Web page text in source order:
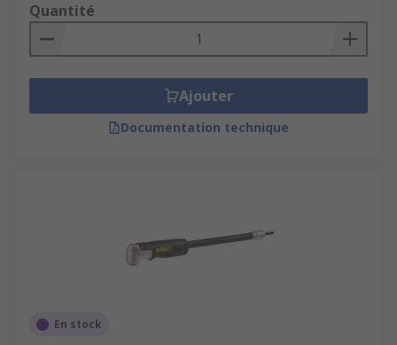
Quantité
Ajouter
Documentation technique
En stock